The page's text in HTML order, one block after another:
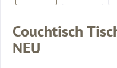
Couchtisch
NEU